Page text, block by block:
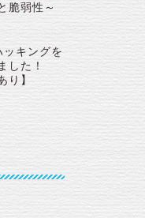
脆弱性～
ッキングを
した！
り】